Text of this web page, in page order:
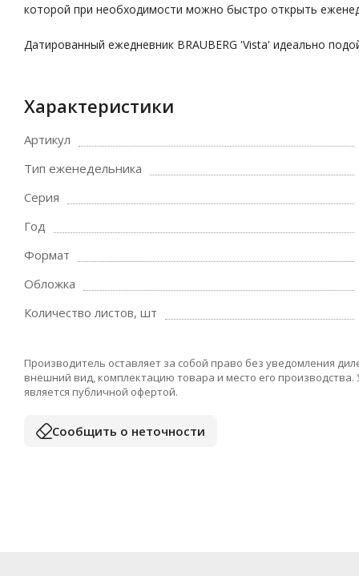
которой при необходимости можно быстро открыть
Датированный ежедневник BRAUBERG 'Vista' идеально
Характеристики
Артикул
Тип еженедельника
Серия
Год
Формат
Обложка
Количество листов, шт
Производитель оставляет за собой право без уведомления
внешний вид, комплектацию товара и место его
является публичной офертой.
Сообщить о неточности